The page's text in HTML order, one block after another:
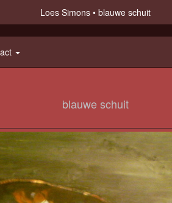
Loes Simons blauwe schuit
blauwe schuit